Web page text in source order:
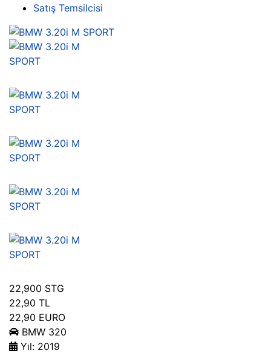
Satış Temsilcisi
22,900 STG
22,90 TL
22,90 EURO
BMW 320
Yıl: 2019